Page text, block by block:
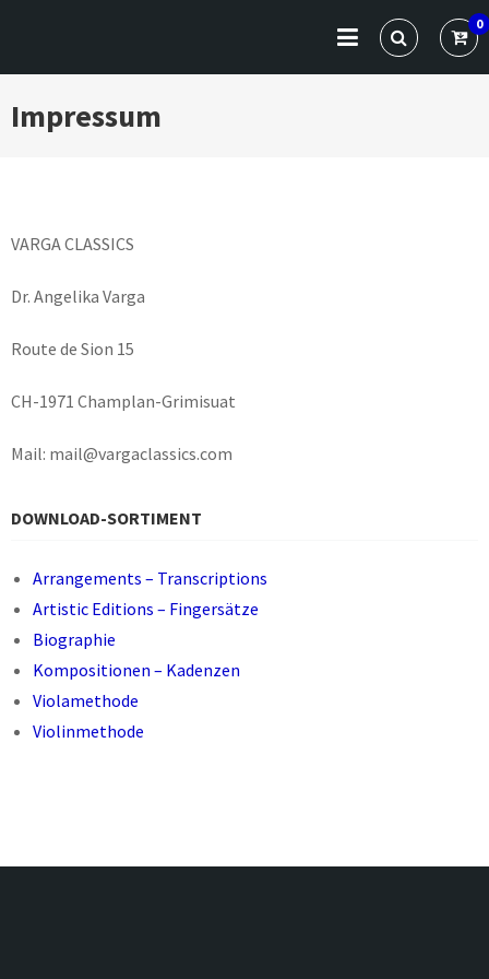
content
0
Impressum
VARGA CLASSICS
Dr. Angelika Varga
Route de Sion 15
CH-1971 Champlan-Grimisuat
Mail: mail@vargaclassics.com
DOWNLOAD-SORTIMENT
Arrangements – Transcriptions
Artistic Editions – Fingersätze
Biographie
Kompositionen – Kadenzen
Violamethode
Violinmethode